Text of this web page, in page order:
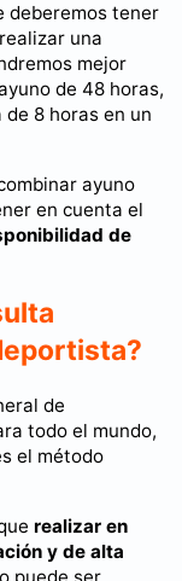
deberemos tener
una
mejor
de 48 horas,
8 horas en un
ayuno
en cuenta el
de
de
todo el mundo,
el método
realizar en
y de alta
puede ser